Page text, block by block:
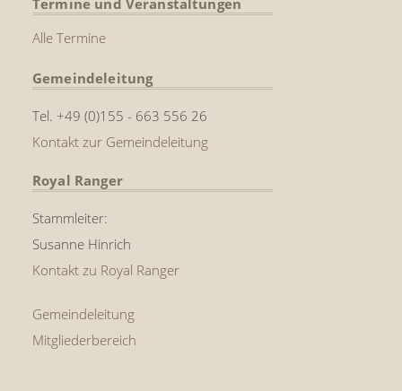
Alle Termine
Gemeindeleitung
Tel. +49 (0)155 - 663 556 26
Kontakt zur Gemeindeleitung
Royal Ranger
Stammleiter:
Susanne Hinrich
Kontakt zu Royal Ranger
Gemeindeleitung
Mitgliederbereich